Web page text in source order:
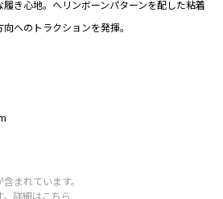
き心地。ヘリンボーンパターンを配した粘着
へのトラクションを発揮。
まれています。
詳細はこちら